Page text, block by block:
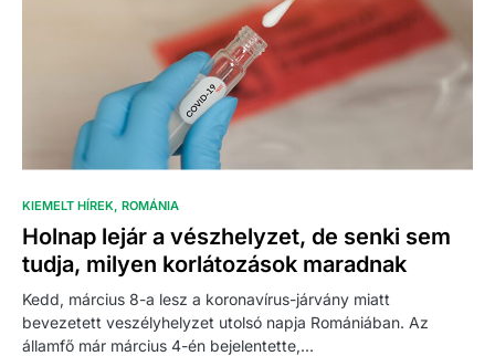
KIEMELT HÍREK ROMÁNIA
Holnap lejár a vészhelyzet, de senki sem
tudja, milyen korlátozások maradnak
Kedd, március 8-a lesz a koronavírus-járvány miatt
bevezetett veszélyhelyzet utolsó napja Romániában. Az
államfő már március 4-én bejelentette,…